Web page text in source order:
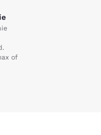
of